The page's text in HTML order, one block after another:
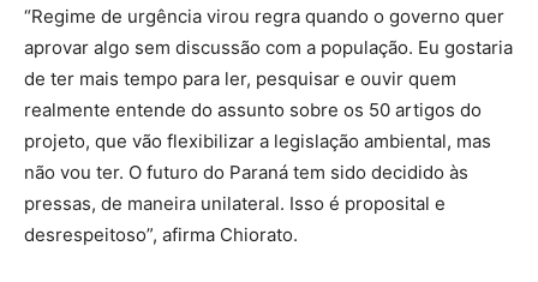
“Regime de urgência virou regra quando o governo quer
aprovar algo sem discussão com a população. Eu gostaria
de ter mais tempo para ler, pesquisar e ouvir quem
realmente entende do assunto sobre os 50 artigos do
projeto, que vão flexibilizar a legislação ambiental, mas
não vou ter. O futuro do Paraná tem sido decidido às
pressas, de maneira unilateral. Isso é proposital e
desrespeitoso”, afirma Chiorato.